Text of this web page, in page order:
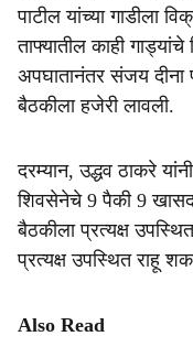
पाटील यांच्या गाडीला
ताफ्यातील काही
अपघातानंतर संजय दीना
बैठकीला हजेरी लावली.
दरम्यान, उद्धव ठाकरे
शिवसेनेचे 9 पैकी 9
बैठकीला प्रत्यक्ष
प्रत्यक्ष उपस्थित राहू
Also Read